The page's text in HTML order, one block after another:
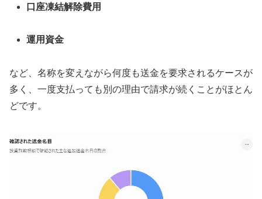
口座凍結解除費用
運用資金
など、名称を変えながら何度も送金を要求されるケースが
多く、一度支払っても別の理由で請求が続くことがほとん
どです。